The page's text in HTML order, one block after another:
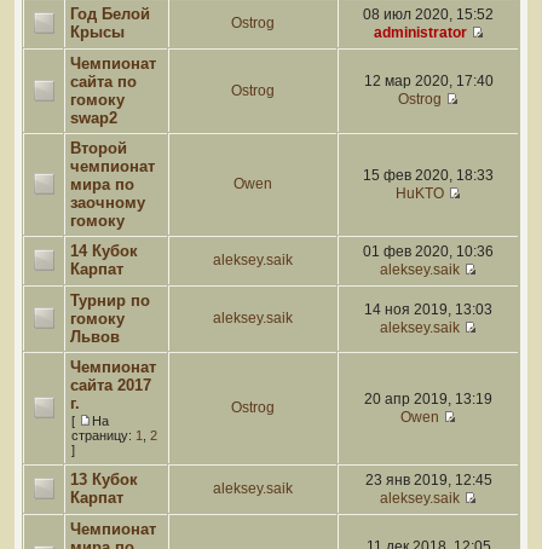
Год Белой
Крысы
Ostrog
08 июл 2020, 15:52
administrator
Чемпионат
сайта по
гомоку
swap2
Ostrog
12 мар 2020, 17:40
Ostrog
Второй
чемпионат
мира по
заочному
гомоку
Owen
15 фев 2020, 18:33
HuKTO
14 Кубок
Карпат
aleksey.saik
01 фев 2020, 10:36
aleksey.saik
Турнир по
гомоку
Львов
aleksey.saik
14 ноя 2019, 13:03
aleksey.saik
Чемпионат
сайта 2017
г.
[
На
страницу: 1
2
]
Ostrog
20 апр 2019, 13:19
Owen
13 Кубок
Карпат
aleksey.saik
23 янв 2019, 12:45
aleksey.saik
Чемпионат